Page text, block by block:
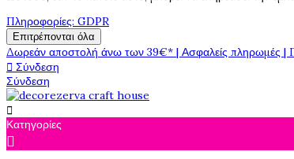
Πληροφορίες: GDPR
Επιτρέπονται όλα
Δωρεάν αποστολή άνω των 39€* | Ασφαλείς πληρωμές |
 Σύνδεση
Σύνδεση

Κατηγορίες
